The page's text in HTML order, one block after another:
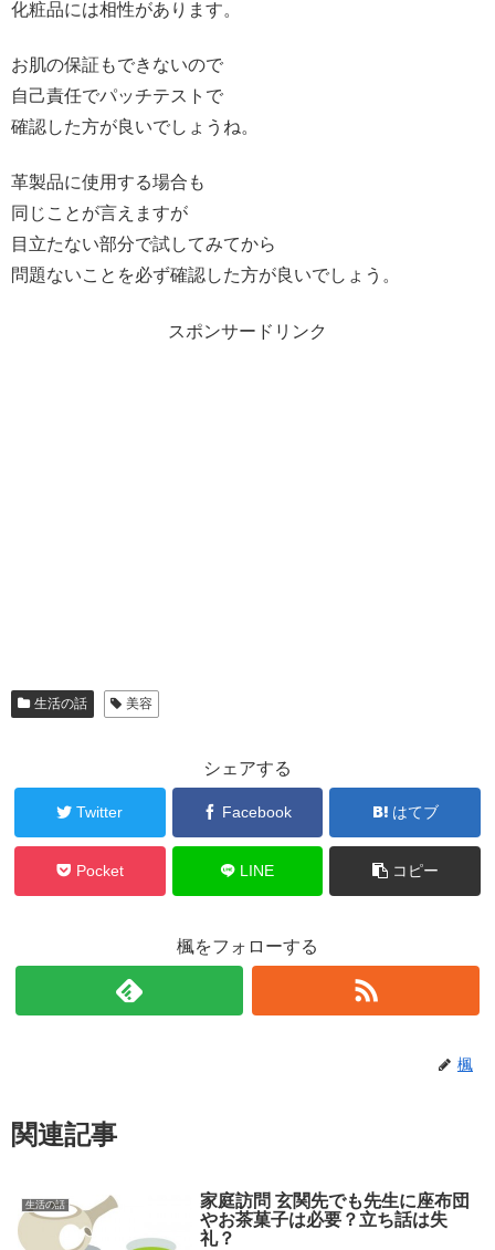
化粧品には相性があります。
お肌の保証もできないので
自己責任でパッチテストで
確認した方が良いでしょうね。
革製品に使用する場合も
同じことが言えますが
目立たない部分で試してみてから
問題ないことを必ず確認した方が良いでしょう。
スポンサードリンク
生活の話 美容
シェアする
Twitter Facebook はてブ
Pocket LINE コピー
楓をフォローする
楓
関連記事
生活の話
家庭訪問 玄関先でも先生に座布団
やお茶菓子は必要？立ち話は失
礼？